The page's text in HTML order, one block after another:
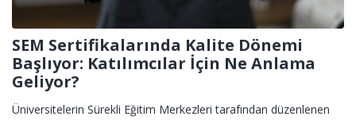
SEM Sertifikalarında Kalite Dönemi
Başlıyor: Katılımcılar İçin Ne Anlama
Geliyor?
Üniversitelerin Sürekli Eğitim Merkezleri tarafından düzenlenen